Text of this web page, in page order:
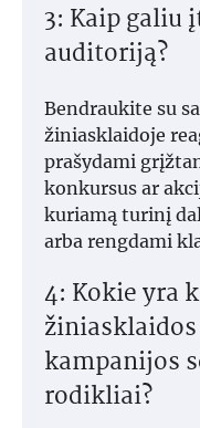
3: Kaip galiu
auditoriją?
Bendraukite su
žiniasklaidoje
prašydami
konkursus ar
kuriamą turinį
arba rengdami
4: Kokie yra
kampanijos
rodikliai?